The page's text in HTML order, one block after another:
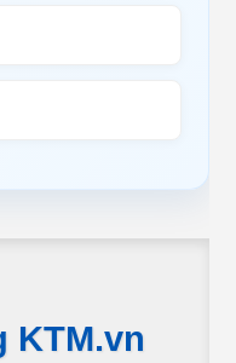
KTM.vn